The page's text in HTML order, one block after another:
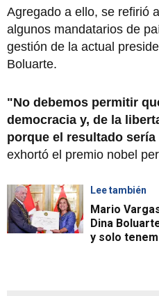
Agregado a ello, se refirió
algunos mandatarios de
gestión de la actual
Boluarte.
"No debemos permitir
democracia y, de la
porque el resultado
exhortó el premio nobel
Lee también
Mario
Dina
y solo